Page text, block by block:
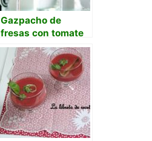
Gazpacho de
fresas con tomate